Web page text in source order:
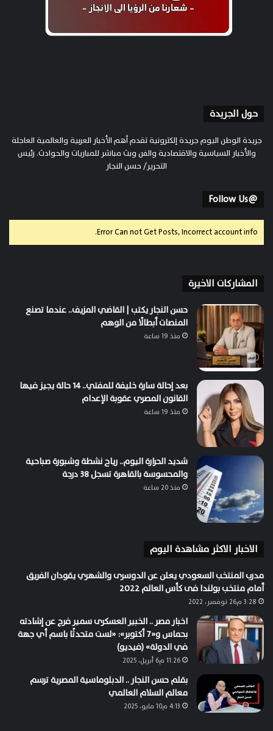
حول الجريدة
جريدة الوطن اليوم جريدة إلكترونية تقدم أهم الأخبار العربية والعالمية العاجلة
والأخبار السياسية والاقتصادية والفن وبث مباشر للمباريات والحوادث. رئيس
التحرير/ حسن النجار
@Follow Us
Error Can not Get Posts, Incorrect account info.
المشاركات الاخيرة
حسن النجار يكتب | القاضي المزيف.. عندما تصنع
المنصات أبطالًا من الوهم
منذ 19 ساعة
بعد إحالة سارة خليفة للمفتي.. 14 حالة يجيز فيها
القانون المصري عقوبة الإعدام
منذ 19 ساعة
شديد الحرارة اليوم.. رياح نشطة وشبورة صباحية
والمحسوسة بالقاهرة تسجل 38 درجة
منذ 20 ساعة
الاخبار الاكثر مشاهدة اليوم
مدرب المنتخب السعودي يعلن عن الدوسرى والشهري يقودان الفريق
أمام منتخب بولندا فى كأس العالم 2022
3:28 م26 نوفمبر، 2022
اخبار مصر .. الخبير العسكرى سمير فرج عن إشادته
بحماس و«7 أكتوبر»: «لست متحدثًا باسم أي جهة
في الدولة» (فيديو)
11:26 م6 أبريل، 2025
بقلم حسن النجار .. الدبلوماسية المصرية ترسم
معالم السلام العالمي
4:13 م10 مايو، 2025